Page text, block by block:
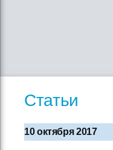
Статьи
10 октября 2017